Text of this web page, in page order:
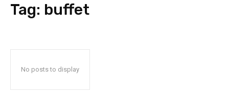
Tag: buffet
No posts to display